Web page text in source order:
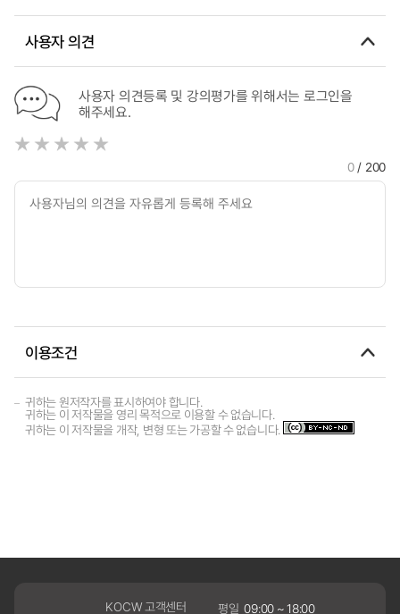
Characterization of Oxy-SWCNT Gas Sensor Using
사용자 의견
사용자 의견등록 및 강의평가를 위해서는 로그인을
해주세요.
0/ 200
이용조건
귀하는 원저작자를 표시하여야 합니다.
귀하는 이 저작물을 영리 목적으로 이용할 수 없습니다.
귀하는 이 저작물을 개작, 변형 또는 가공할 수 없습니다.
KOCW 고객센터 평일 09:00 ~ 18:00